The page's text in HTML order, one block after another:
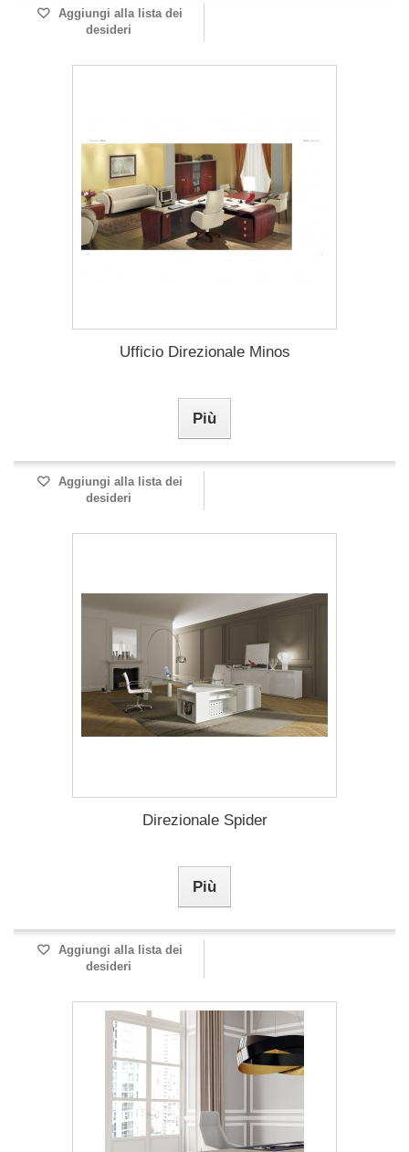
Aggiungi alla lista dei
desideri
Ufficio Direzionale Minos
Più
Aggiungi alla lista dei
desideri
Direzionale Spider
Più
Aggiungi alla lista dei
desideri